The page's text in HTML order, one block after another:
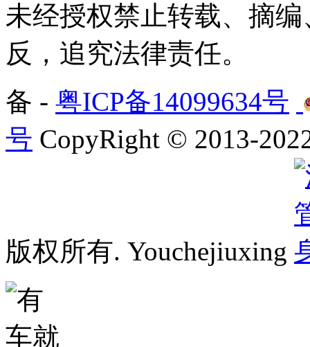
未经授权禁止转载、摘
反，追究法律责任。
备 - 粤ICP备14099634号
号 CopyRight © 2013-
版权所有. Youchejiuxing